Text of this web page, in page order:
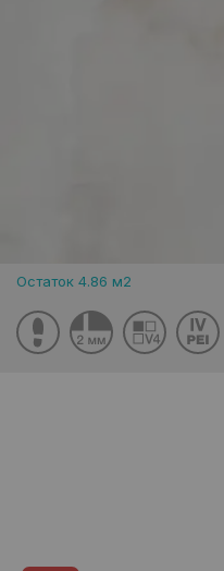
Остаток 4.86 м2